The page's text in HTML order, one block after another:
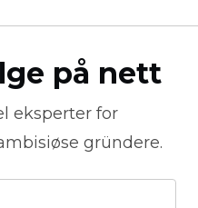
på nett
eksperter for
gründere.